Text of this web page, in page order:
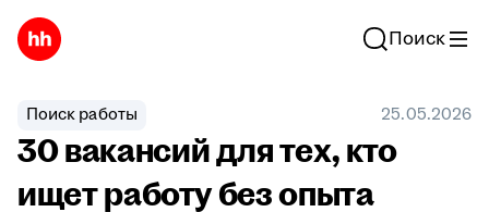
Поиск
Поиск работы 25.05.2026
30 вакансий для тех, кто
ищет работу без опыта